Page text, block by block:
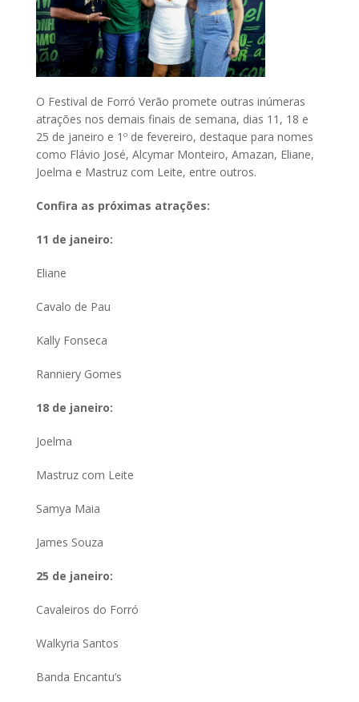
O Festival de Forró Verão promete outras inúmeras
atrações nos demais finais de semana, dias 11, 18 e
25 de janeiro e 1º de fevereiro, destaque para nomes
como Flávio José, Alcymar Monteiro, Amazan, Eliane,
Joelma e Mastruz com Leite, entre outros.
Confira as próximas atrações:
11 de janeiro:
Eliane
Cavalo de Pau
Kally Fonseca
Ranniery Gomes
18 de janeiro:
Joelma
Mastruz com Leite
Samya Maia
James Souza
25 de janeiro:
Cavaleiros do Forró
Walkyria Santos
Banda Encantu’s